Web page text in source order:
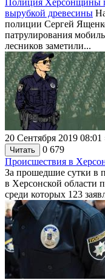
вырубкой древесины
полиции Сергей
патрулирования
лесников заметили...
20 Сентября 2019 08:01
Читать 0 679
Происшествия в
За прошедшие сутки в
в Херсонской области
среди которых 123